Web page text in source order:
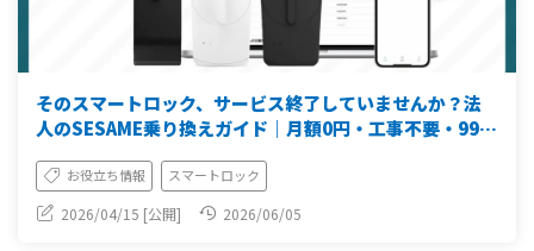
そのスマートロック、サービス終了していませんか？法
人のSESAME乗り換えガイド｜月額0円・工事不要・99%
お役立ち情報 スマートロック
2026/04/15 [公開] 2026/06/05